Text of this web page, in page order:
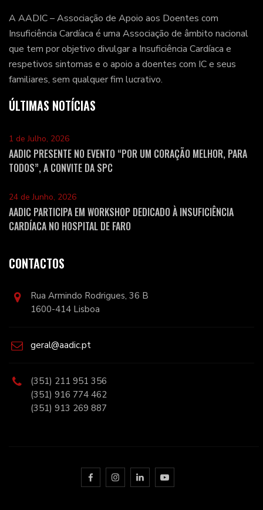
A AADIC – Associação de Apoio aos Doentes com
Insuficiência Cardíaca é uma Associação de âmbito nacional
que tem por objetivo divulgar a Insuficiência Cardíaca e
respetivos sintomas e o apoio a doentes com IC e seus
familiares, sem qualquer fim lucrativo.
ÚLTIMAS NOTÍCIAS
1 de Julho, 2026
AADIC PRESENTE NO EVENTO “POR UM CORAÇÃO MELHOR, PARA
TODOS”, A CONVITE DA SPC
24 de Junho, 2026
AADIC PARTICIPA EM WORKSHOP DEDICADO À INSUFICIÊNCIA
CARDÍACA NO HOSPITAL DE FARO
CONTACTOS
Rua Armindo Rodrigues, 36 B
1600-414 Lisboa
geral@aadic.pt
(351) 211 951 356
(351) 916 774 462
(351) 913 269 887